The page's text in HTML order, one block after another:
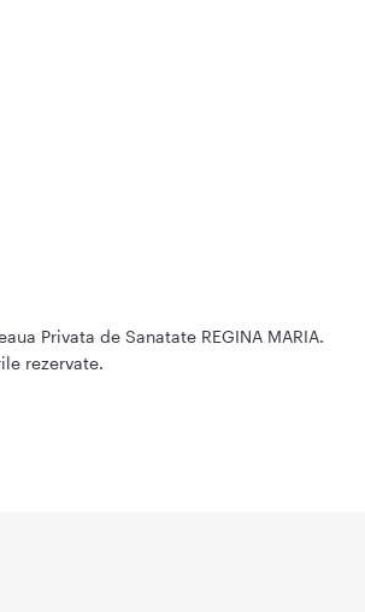
Privata de Sanatate REGINA MARIA.
rezervate.